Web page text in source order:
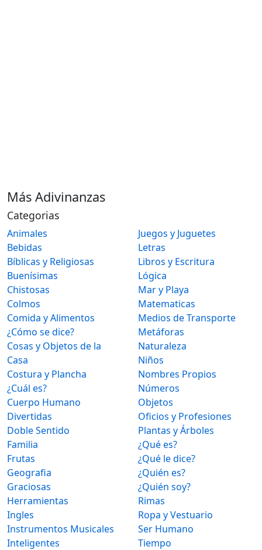
Más Adivinanzas
Categorias
Animales
Bebidas
Bíblicas y Religiosas
Buenísimas
Chistosas
Colmos
Comida y Alimentos
¿Cómo se dice?
Cosas y Objetos de la
Casa
Costura y Plancha
¿Cuál es?
Cuerpo Humano
Divertidas
Doble Sentido
Familia
Frutas
Geografia
Graciosas
Herramientas
Ingles
Instrumentos Musicales
Inteligentes
Juegos y Juguetes
Letras
Libros y Escritura
Lógica
Mar y Playa
Matematicas
Medios de Transporte
Metáforas
Naturaleza
Niños
Nombres Propios
Números
Objetos
Oficios y Profesiones
Plantas y Árboles
¿Qué es?
¿Qué le dice?
¿Quién es?
¿Quién soy?
Rimas
Ropa y Vestuario
Ser Humano
Tiempo